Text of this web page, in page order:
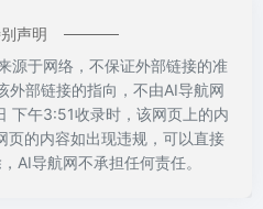
声明
源于网络，不保证外部链接的准
外部链接的指向，不由AI导航网
下午3:51收录时，该网页上的内
页的内容如出现违规，可以直接
AI导航网不承担任何责任。